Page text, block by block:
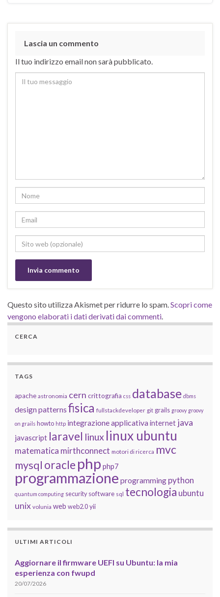
Lascia un commento
Il tuo indirizzo email non sarà pubblicato.
Questo sito utilizza Akismet per ridurre lo spam.Scopri come
vengono elaborati i dati derivati dai commenti.
CERCA
TAGS
apache astronomia cern crittografia css database dbms
design patterns fisica fullstackdeveloper git grails groovy groovy
on grails howto http integrazione applicativainternet java
javascript laravel linux linux ubuntu
matematica mirthconnect motori di ricerca mvc
mysql oracle php php7
programmazione programming python
quantum computing security software sql tecnologia ubuntu
unix volunia web web2.0 yii
ULTIMI ARTICOLI
Aggiornare il firmware UEFI su Ubuntu: la mia
esperienza con fwupd
20/07/2026